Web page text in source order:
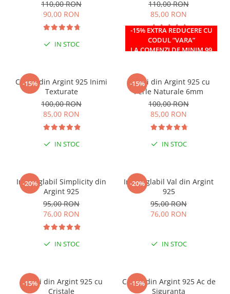
110,00 RON
90,00 RON
IN STOC
-15% EXTRA REDUCERE CU
CODUL ”VARA”
LA COMENZI DE MINIM 99
110,00 RON
85,00 RON
IN STOC
-15%
Cercei din Argint 925 Inimi
Texturate
100,00 RON
85,00 RON
IN STOC
-15%
Cercei din Argint 925 cu
Perle Naturale 6mm
100,00 RON
85,00 RON
IN STOC
-20%
Inel reglabil Simplicity din
Argint 925
95,00 RON
76,00 RON
IN STOC
-20%
Inel reglabil Val din Argint
925
95,00 RON
76,00 RON
IN STOC
-15%
Cercei din Argint 925 cu
Cristale
-15%
Cercei din Argint 925 Ac de
Siguranta